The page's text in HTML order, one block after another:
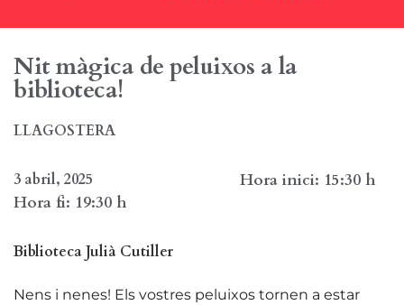
Nit màgica de peluixos a la
biblioteca!
LLAGOSTERA
3 abril, 2025
Hora inici: 15:30 h
Hora fi: 19:30 h
Biblioteca Julià Cutiller
Nens i nenes! Els vostres peluixos tornen a estar